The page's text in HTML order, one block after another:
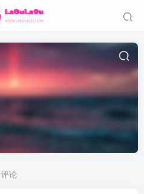
评论